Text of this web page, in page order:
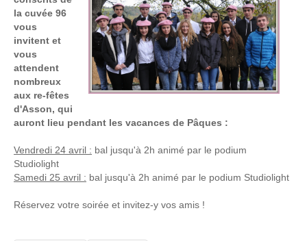
la cuvée 96
vous
invitent et
vous
attendent
nombreux
aux re-fêtes
d'Asson, qui
auront lieu pendant les vacances de Pâques :
Vendredi 24 avril : bal jusqu'à 2h animé par le podium
Studiolight
Samedi 25 avril : bal jusqu'à 2h animé par le podium Studiolight
Réservez votre soirée et invitez-y vos amis !